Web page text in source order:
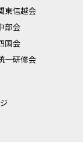
東信越会
部会
国会
一研修会